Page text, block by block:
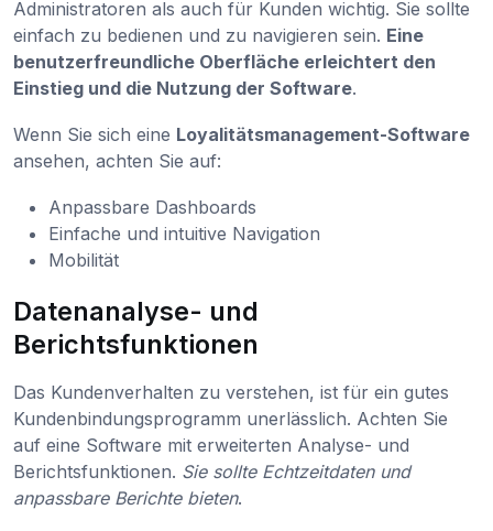
Administratoren als auch für Kunden wichtig. Sie sollte
einfach zu bedienen und zu navigieren sein. Eine
benutzerfreundliche Oberfläche erleichtert den
Einstieg und die Nutzung der Software.
Wenn Sie sich eine Loyalitätsmanagement-Software
ansehen, achten Sie auf:
Anpassbare Dashboards
Einfache und intuitive Navigation
Mobilität
Datenanalyse- und
Berichtsfunktionen
Das Kundenverhalten zu verstehen, ist für ein gutes
Kundenbindungsprogramm unerlässlich. Achten Sie
auf eine Software mit erweiterten Analyse- und
Berichtsfunktionen. Sie sollte Echtzeitdaten und
anpassbare Berichte bieten.